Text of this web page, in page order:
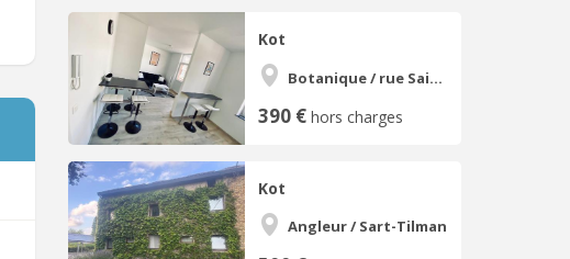
Kot
Botanique / rue Saint-Gilles / Jonfosse
390 € hors charges
Kot
Angleur / Sart-Tilman